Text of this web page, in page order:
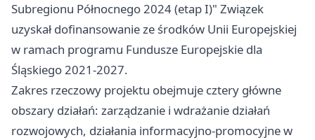
Subregionu Północnego 2024 (etap I)" Związek
uzyskał dofinansowanie ze środków Unii Europejskiej
w ramach programu Fundusze Europejskie dla
Śląskiego 2021-2027.
Zakres rzeczowy projektu obejmuje cztery główne
obszary działań: zarządzanie i wdrażanie działań
rozwojowych, działania informacyjno-promocyjne w